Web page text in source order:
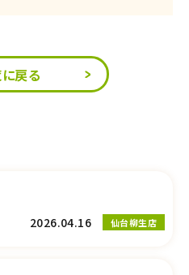
戻る
2026.04.16
仙台柳生店